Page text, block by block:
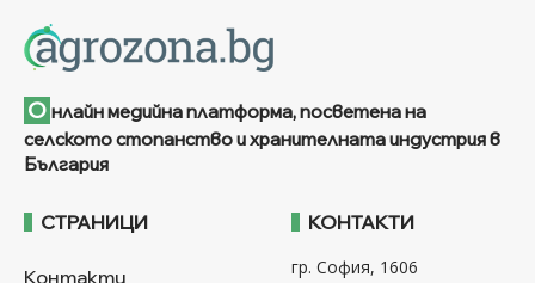
О нлайн медийна платформа, посветена на
селското стопанство и хранителната индустрия в
България
СТРАНИЦИ
Контакти
КОНТАКТИ
гр. София, 1606